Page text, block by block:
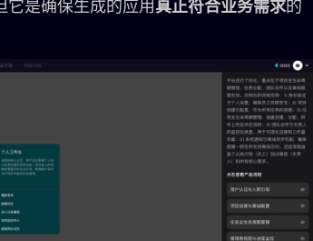
它是确保生成的应用真正符合业务需求的